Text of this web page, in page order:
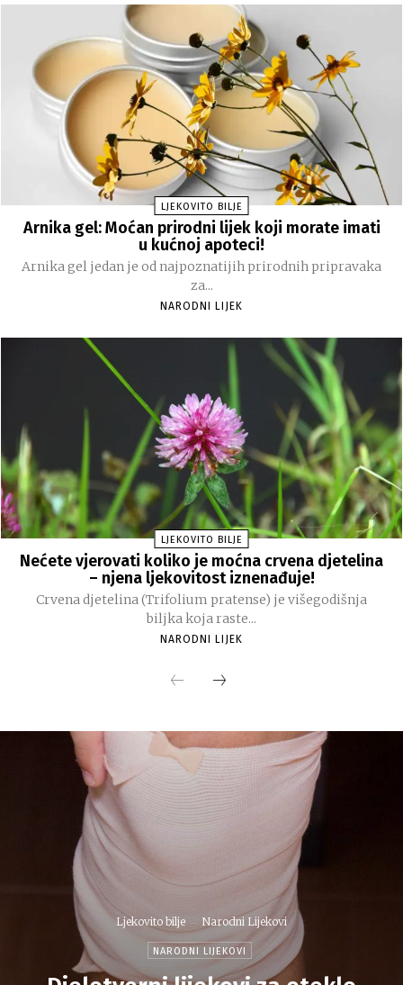
LJEKOVITO BILJE
Arnika gel: Moćan prirodni lijek koji morate imati
u kućnoj apoteci!
Arnika gel jedan je od najpoznatijih prirodnih pripravaka
za...
NARODNI LIJEK
LJEKOVITO BILJE
Nećete vjerovati koliko je moćna crvena djetelina
– njena ljekovitost iznenađuje!
Crvena djetelina (Trifolium pratense) je višegodišnja
biljka koja raste...
NARODNI LIJEK